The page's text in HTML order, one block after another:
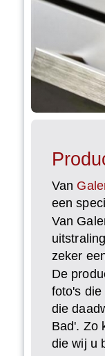
Van
een
Van
zeker
De
foto's
die
Bad'. Zo
die wij u